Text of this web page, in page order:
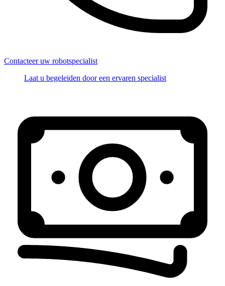
Contacteer uw robotspecialist
Laat u begeleiden door een ervaren specialist